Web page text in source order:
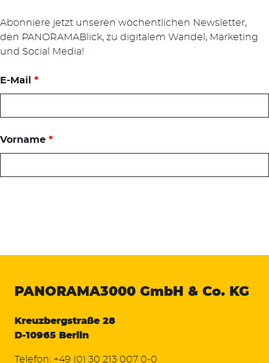
Abonniere jetzt unseren wöchentlichen Newsletter,
den PANORAMABlick, zu digitalem Wandel, Marketing
und Social Media!
E-Mail *
Vorname *
PANORAMA3000 GmbH & Co. KG
Kreuzbergstraße 28
D-10965 Berlin
Telefon: +49 (0) 30 213 007 0-0